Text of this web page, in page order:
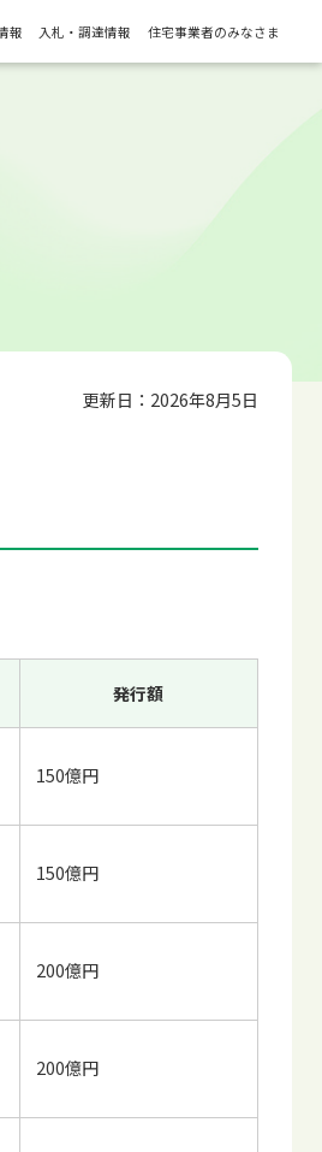
報 入札・調達情報 住宅事業者のみなさま
更新日：2026年8月5日
発行額
150億円
150億円
200億円
200億円